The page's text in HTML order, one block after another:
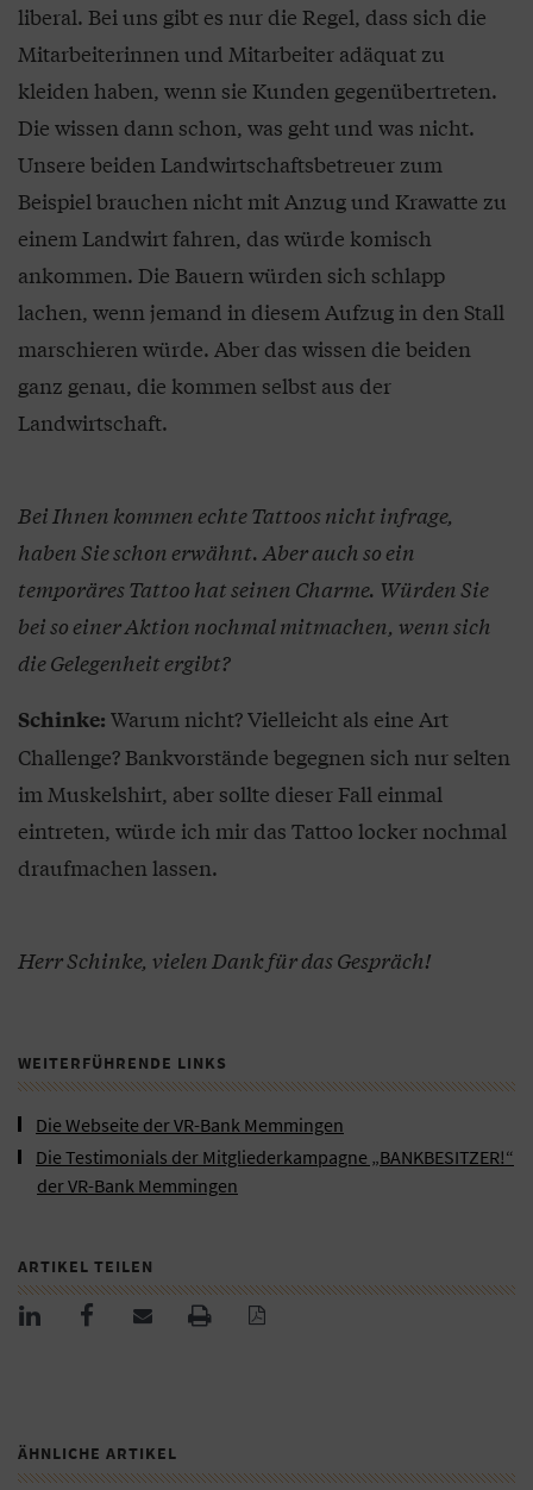
liberal. Bei uns gibt es nur die Regel, dass sich die
Mitarbeiterinnen und Mitarbeiter adäquat zu
kleiden haben, wenn sie Kunden gegenübertreten.
Die wissen dann schon, was geht und was nicht.
Unsere beiden Landwirtschaftsbetreuer zum
Beispiel brauchen nicht mit Anzug und Krawatte zu
einem Landwirt fahren, das würde komisch
ankommen. Die Bauern würden sich schlapp
lachen, wenn jemand in diesem Aufzug in den Stall
marschieren würde. Aber das wissen die beiden
ganz genau, die kommen selbst aus der
Landwirtschaft.
Bei Ihnen kommen echte Tattoos nicht infrage,
haben Sie schon erwähnt. Aber auch so ein
temporäres Tattoo hat seinen Charme. Würden Sie
bei so einer Aktion nochmal mitmachen, wenn sich
die Gelegenheit ergibt?
Schinke: Warum nicht? Vielleicht als eine Art
Challenge? Bankvorstände begegnen sich nur selten
im Muskelshirt, aber sollte dieser Fall einmal
eintreten, würde ich mir das Tattoo locker nochmal
draufmachen lassen.
Herr Schinke, vielen Dank für das Gespräch!
WEITERFÜHRENDE LINKS
Die Webseite der VR-Bank Memmingen
Die Testimonials der Mitgliederkampagne „BANKBESITZER!“
der VR-Bank Memmingen
ARTIKEL TEILEN
ÄHNLICHE ARTIKEL